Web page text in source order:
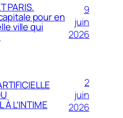
PARIS.
pour en
ville qui
9
juin
2026
À L’INTIME
2
juin
2026